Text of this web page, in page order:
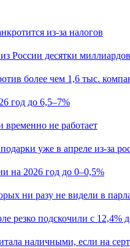
из-за налогов
России десятки
более чем 1,6 тыс.
год до 6,5–7%
временно не работает
уже в апреле из-за
на 2026 год до 0–0,5%
ни разу не видели в
резко подскочили с 12,4%
наличными, если на